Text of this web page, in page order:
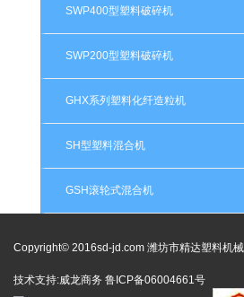
SWP400型塑料破碎机
SWP200型塑料破碎机
GHX系列塑料化纤造粒机
SH型塑料混合机
GSH滚轮式混合机
Copyright© 2016sd-jd.com 潍坊市精达塑料机械
技术支持:威龙商务 鲁ICP备06004661号